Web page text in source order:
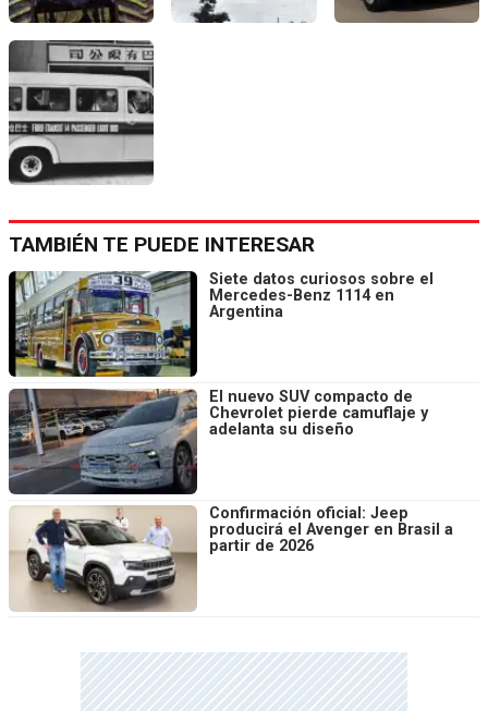
TAMBIÉN TE PUEDE INTERESAR
Siete datos curiosos sobre el
Mercedes-Benz 1114 en
Argentina
El nuevo SUV compacto de
Chevrolet pierde camuflaje y
adelanta su diseño
Confirmación oficial: Jeep
producirá el Avenger en Brasil a
partir de 2026